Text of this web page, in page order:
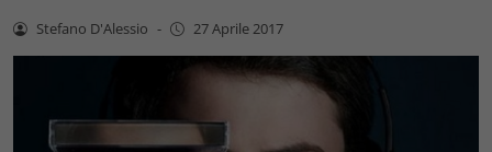
Stefano D'Alessio - 27 Aprile 2017